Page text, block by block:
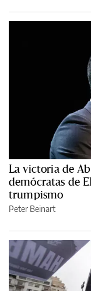
La victoria de
demócratas de
trumpismo
Peter Beinart